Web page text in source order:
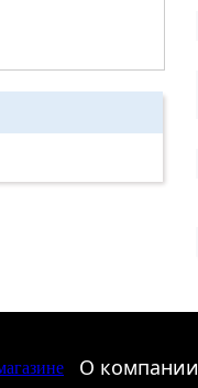
О компании